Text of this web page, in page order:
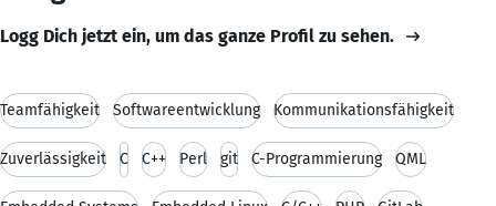
Logg Dich jetzt ein, um das ganze Profil zu sehen.
Teamfähigkeit Softwareentwicklung Kommunikationsfähigkeit
Zuverlässigkeit C C++ Perl git C-Programmierung QML